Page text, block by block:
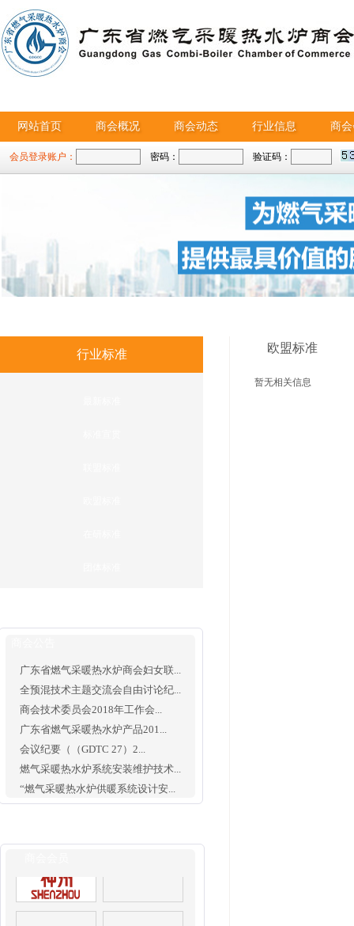
网站首页 商会概况 商会动态 行业信息 商
会员登录账户： 密码： 验证码：
行业标准
广东省燃气采暖热水炉商会妇女联...
全预混技术主题交流会自由讨论纪...
商会技术委员会2018年工作会...
广东省燃气采暖热水炉产品201...
会议纪要（（GDTC 27）2...
燃气采暖热水炉系统安装维护技术...
“燃气采暖热水炉供暖系统设计安...
欧盟标准
暂无相关信息